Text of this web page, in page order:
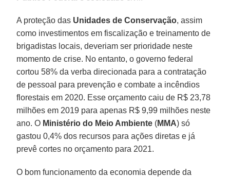
A proteção das Unidades de Conservação, assim
como investimentos em fiscalização e treinamento de
brigadistas locais, deveriam ser prioridade neste
momento de crise. No entanto, o governo federal
cortou 58% da verba direcionada para a contratação
de pessoal para prevenção e combate a incêndios
florestais em 2020. Esse orçamento caiu de R$ 23,78
milhões em 2019 para apenas R$ 9,99 milhões neste
ano. O Ministério do Meio Ambiente (MMA) só
gastou 0,4% dos recursos para ações diretas e já
prevê cortes no orçamento para 2021.
O bom funcionamento da economia depende da